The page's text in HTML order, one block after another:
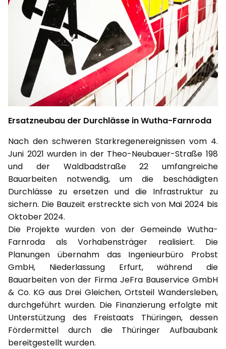
Ersatzneubau der Durchlässe in Wutha-Farnroda
Nach den schweren Starkregenereignissen vom 4.
Juni 2021 wurden in der Theo-Neubauer-Straße 198
und der Waldbadstraße 22 umfangreiche
Bauarbeiten notwendig, um die beschädigten
Durchlässe zu ersetzen und die Infrastruktur zu
sichern. Die Bauzeit erstreckte sich von Mai 2024 bis
Oktober 2024.
Die Projekte wurden von der Gemeinde Wutha-
Farnroda als Vorhabensträger realisiert. Die
Planungen übernahm das Ingenieurbüro Probst
GmbH, Niederlassung Erfurt, während die
Bauarbeiten von der Firma JeFra Bauservice GmbH
& Co. KG aus Drei Gleichen, Ortsteil Wandersleben,
durchgeführt wurden. Die Finanzierung erfolgte mit
Unterstützung des Freistaats Thüringen, dessen
Fördermittel durch die Thüringer Aufbaubank
bereitgestellt wurden.